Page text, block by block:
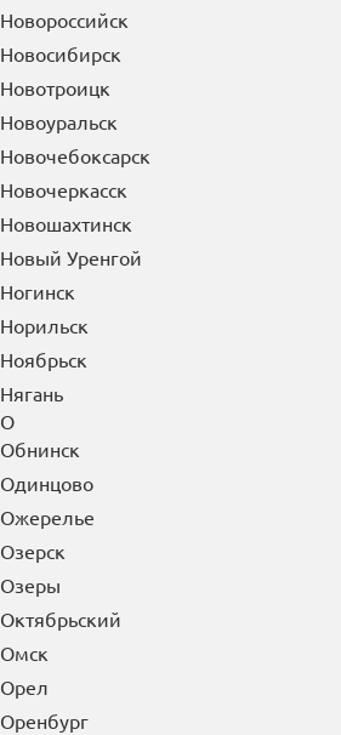
Новороссийск
Новосибирск
Новотроицк
Новоуральск
Новочебоксарск
Новочеркасск
Новошахтинск
Новый Уренгой
Ногинск
Норильск
Ноябрьск
Нягань
О
Обнинск
Одинцово
Ожерелье
Озерск
Озеры
Октябрьский
Омск
Орел
Оренбург